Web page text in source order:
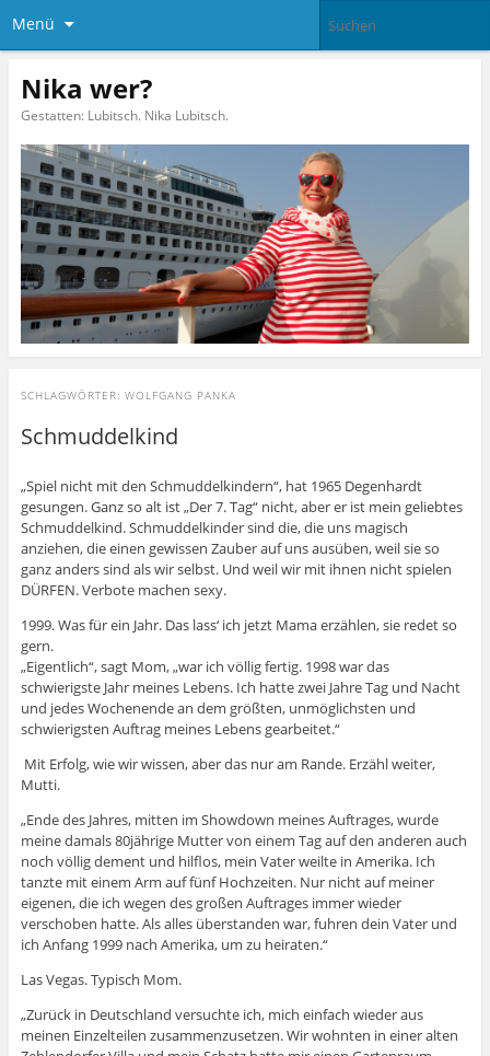
Menü
Nika wer?
Gestatten: Lubitsch. Nika Lubitsch.
SCHLAGWÖRTER: WOLFGANG PANKA
Schmuddelkind
„Spiel nicht mit den Schmuddelkindern“, hat 1965 Degenhardt
gesungen. Ganz so alt ist „Der 7. Tag“ nicht, aber er ist mein geliebtes
Schmuddelkind. Schmuddelkinder sind die, die uns magisch
anziehen, die einen gewissen Zauber auf uns ausüben, weil sie so
ganz anders sind als wir selbst. Und weil wir mit ihnen nicht spielen
DÜRFEN. Verbote machen sexy.
1999. Was für ein Jahr. Das lass‘ ich jetzt Mama erzählen, sie redet so
gern.
„Eigentlich“, sagt Mom, „war ich völlig fertig. 1998 war das
schwierigste Jahr meines Lebens. Ich hatte zwei Jahre Tag und Nacht
und jedes Wochenende an dem größten, unmöglichsten und
schwierigsten Auftrag meines Lebens gearbeitet.“
Mit Erfolg, wie wir wissen, aber das nur am Rande. Erzähl weiter,
Mutti.
„Ende des Jahres, mitten im Showdown meines Auftrages, wurde
meine damals 80jährige Mutter von einem Tag auf den anderen auch
noch völlig dement und hilflos, mein Vater weilte in Amerika. Ich
tanzte mit einem Arm auf fünf Hochzeiten. Nur nicht auf meiner
eigenen, die ich wegen des großen Auftrages immer wieder
verschoben hatte. Als alles überstanden war, fuhren dein Vater und
ich Anfang 1999 nach Amerika, um zu heiraten.“
Las Vegas. Typisch Mom.
„Zurück in Deutschland versuchte ich, mich einfach wieder aus
meinen Einzelteilen zusammenzusetzen. Wir wohnten in einer alten